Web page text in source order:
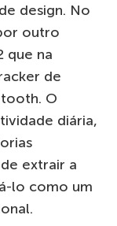
design. No
outro
que na
de
O
diária,
extrair a
lo como um